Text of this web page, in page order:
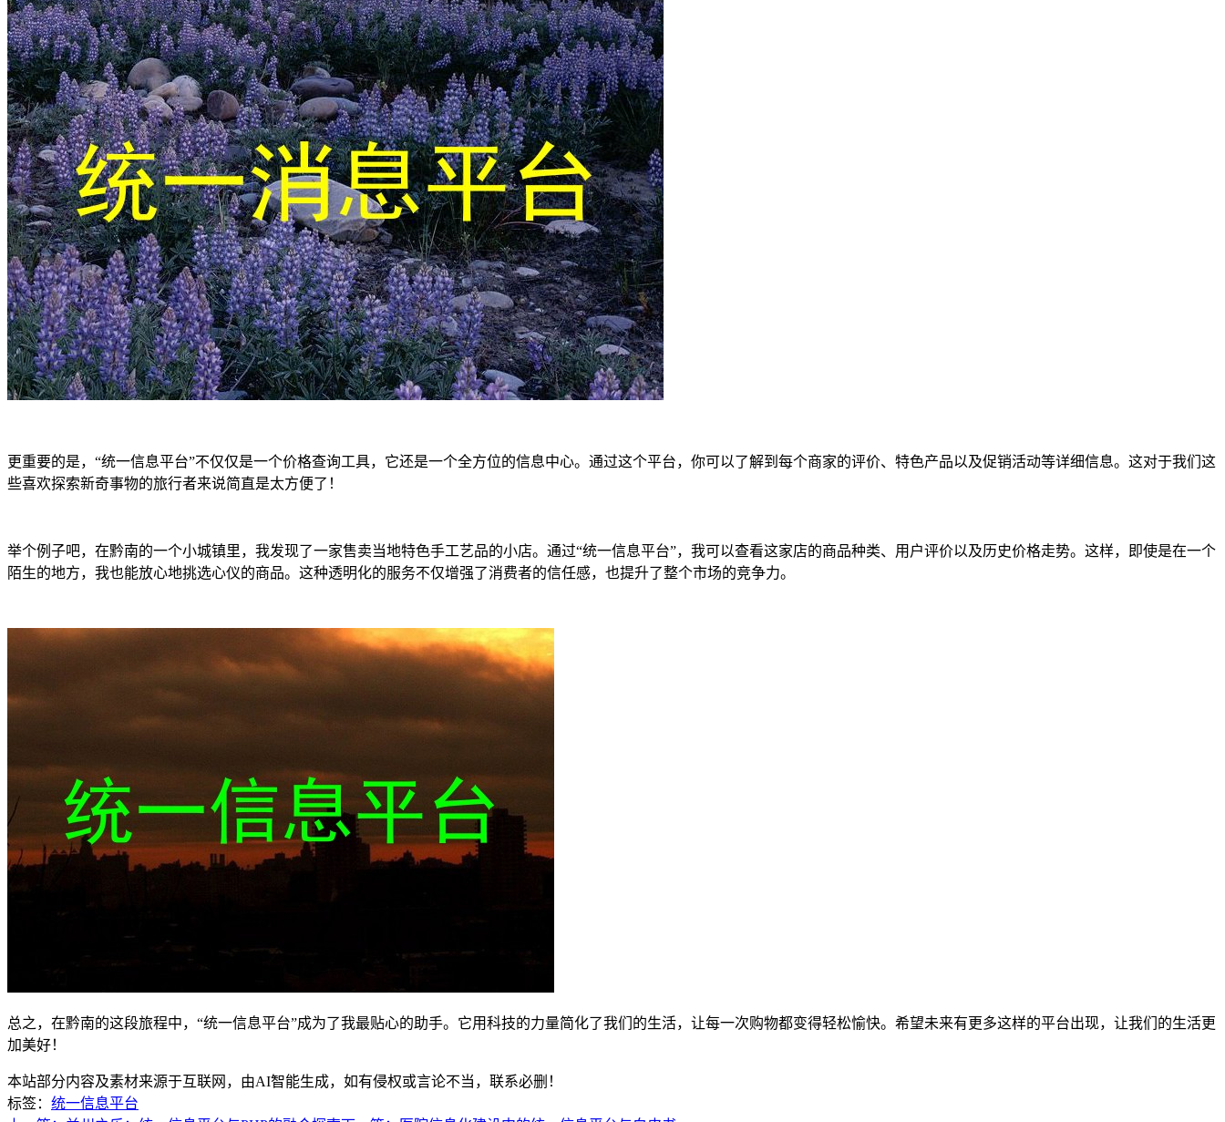
更重要的是，“统一信息平台”不仅仅是一个价格查询工具，它还是一个全方位的信息中心。通过这个平台，你可以了解到每个商家的评价、特色产品以及促销活动等详细信息。这对于我们这
些喜欢探索新奇事物的旅行者来说简直是太方便了！
举个例子吧，在黔南的一个小城镇里，我发现了一家售卖当地特色手工艺品的小店。通过“统一信息平台”，我可以查看这家店的商品种类、用户评价以及历史价格走势。这样，即使是在一个
陌生的地方，我也能放心地挑选心仪的商品。这种透明化的服务不仅增强了消费者的信任感，也提升了整个市场的竞争力。
总之，在黔南的这段旅程中，“统一信息平台”成为了我最贴心的助手。它用科技的力量简化了我们的生活，让每一次购物都变得轻松愉快。希望未来有更多这样的平台出现，让我们的生活更
加美好！
本站部分内容及素材来源于互联网，由AI智能生成，如有侵权或言论不当，联系必删！
标签： 统一信息平台